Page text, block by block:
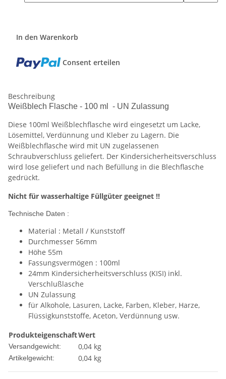
In den Warenkorb
Consent erteilen
Beschreibung
Weißblech Flasche - 100 ml - UN Zulassung
Diese 100ml Weißblechflasche wird eingesetzt um Lacke,
Lösemittel, Verdünnung und Kleber zu Lagern. Die
Weißblechflasche wird mit UN zugelassenen
Schraubverschluss geliefert. Der Kindersicherheitsverschluss
wird lose geliefert und nach Befüllung in die Blechflasche
gedrückt.
Nicht für wasserhaltige Füllgüter geeignet !!
Technische Daten :
Material : Metall / Kunststoff
Durchmesser 56mm
Höhe 55m
Fassungsvermögen : 100ml
24mm Kindersicherheitsverschluss (KISI) inkl.
Verschlußlasche
UN Zulassung
für Alkohole, Lasuren, Lacke, Farben, Kleber, Harze,
Flüssigkunststoffe, Aceton, Verdünnung usw.
ProdukteigenschaftWert
Versandgewicht: 0,04 kg
Artikelgewicht: 0,04 kg